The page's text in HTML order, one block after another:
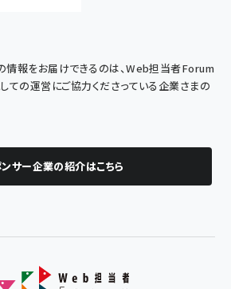
報をお届けできるのは、Web担当者Forum
ての運営にご協力くださっている企業さまの
サー企業の紹介はこちら